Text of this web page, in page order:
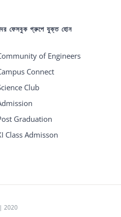
ফেসবুক গ্রুপে যুক্ত হোন
of Engineers
Connect
Club
Graduation
Class Admisson
2020